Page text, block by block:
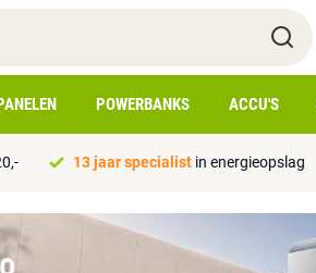
POWERBANKS ACCU'S
13 jaar specialist in energieopslag